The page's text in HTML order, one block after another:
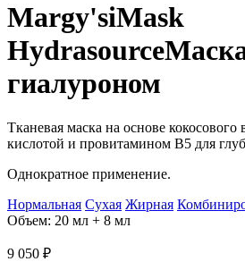
Margy'siMask
Hydrasource
гиалуроном
Тканевая маска на основе кокосового
кислотой и провитамином B5 для
Однократное применение.
Нормальная Сухая Жирная
Объем: 20 мл + 8 мл
9 050 ₽